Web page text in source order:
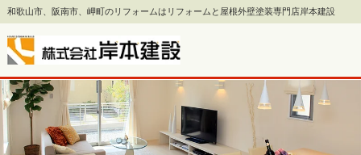
和歌山市、阪南市、岬町のリフォームはリフォームと屋根外壁塗装専門店岸本建設